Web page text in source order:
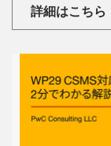
詳細はこちら